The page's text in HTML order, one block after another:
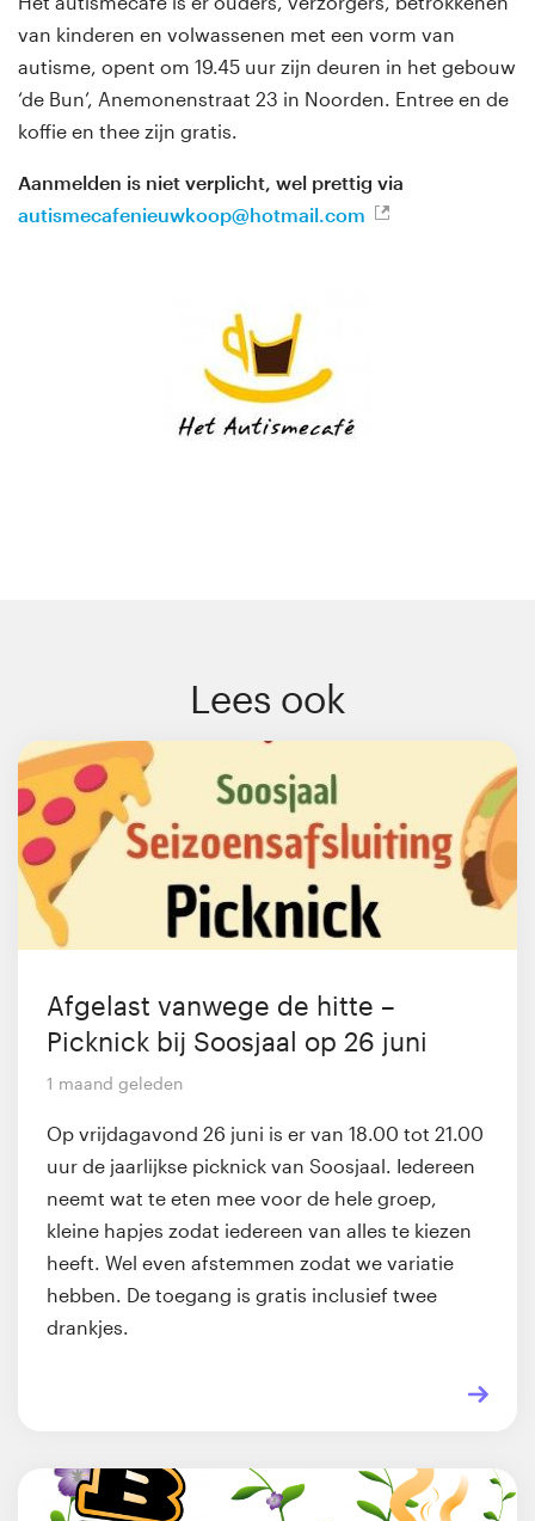
van kinderen en volwassenen met een vorm van
autisme, opent om 19.45 uur zijn deuren in het gebouw
‘de Bun’, Anemonenstraat 23 in Noorden. Entree en de
koffie en thee zijn gratis.
Aanmelden is niet verplicht, wel prettig via
autismecafenieuwkoop@hotmail.com
Lees ook
Afgelast vanwege de hitte –
Picknick bij Soosjaal op 26 juni
1 maand geleden
Op vrijdagavond 26 juni is er van 18.00 tot 21.00
uur de jaarlijkse picknick van Soosjaal. Iedereen
neemt wat te eten mee voor de hele groep,
kleine hapjes zodat iedereen van alles te kiezen
heeft. Wel even afstemmen zodat we variatie
hebben. De toegang is gratis inclusief twee
drankjes.